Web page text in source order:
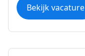
Bekijk vacature